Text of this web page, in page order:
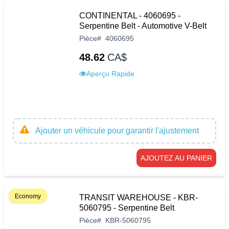
CONTINENTAL - 4060695 -
Serpentine Belt - Automotive V-Belt
Pièce# 4060695
48.62 CA$
Aperçu Rapide
Ajouter un véhicule pour garantir l'ajustement
AJOUTEZ AU PANIER
Economy
TRANSIT WAREHOUSE - KBR-
5060795 - Serpentine Belt
Pièce# KBR-5060795